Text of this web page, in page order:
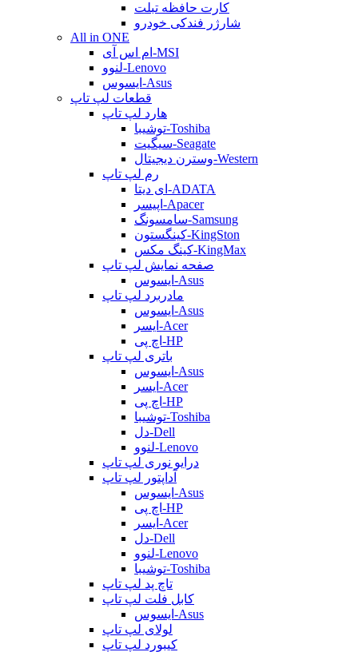
کارت حافظه تبلت
شارژر فندکی خودرو
All in ONE
ام اس آی-MSI
لنوو-Lenovo
ایسوس-Asus
قطعات لپ تاپ
هارد لپ تاپ
توشیبا-Toshiba
سیگیت-Seagate
وسترن دیجیتال-Western
رم لپ تاپ
ای دیتا-ADATA
اپیسر-Apacer
سامسونگ-Samsung
کینگستون-KingSton
کینگ مکس-KingMax
صفحه نمایش لپ تاپ
ایسوس-Asus
مادربرد لپ تاپ
ایسوس-Asus
ایسر-Acer
اچ پی-HP
باتری لپ تاپ
ایسوس-Asus
ایسر-Acer
اچ پی-HP
توشیبا-Toshiba
دل-Dell
لنوو-Lenovo
درایو نوری لپ تاپ
آداپتور لپ تاپ
ایسوس-Asus
اچ پی-HP
ایسر-Acer
دل-Dell
لنوو-Lenovo
توشیبا-Toshiba
تاچ پد لپ تاپ
کابل فلت لپ تاپ
ایسوس-Asus
لولای لپ تاپ
کیبورد لپ تاپ